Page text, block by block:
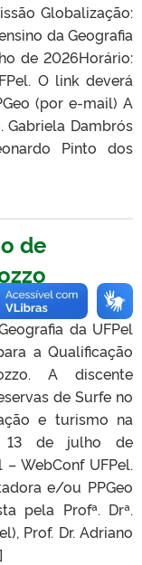
Globalização:
da Geografia
de 2026Horário:
O link deverá
(por e-mail) A
Gabriela Dambrós
Pinto dos
de
da UFPel
a Qualificação
A discente
de Surfe no
e turismo na
13 de julho de
WebConf UFPel.
e/ou PPGeo
pela Profª. Drª.
Prof. Dr. Adriano